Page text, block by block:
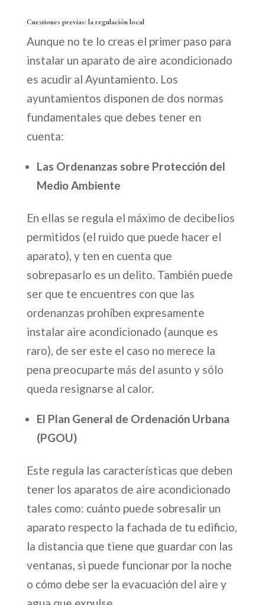
Cuestiones previas: la regulaciónlocal
Aunque no te lo creas el primer paso para
instalar un aparato de aire acondicionado
es acudir al Ayuntamiento. Los
ayuntamientos disponen de dos normas
fundamentales que debes tener en
cuenta:
Las Ordenanzas sobre Protección del
Medio Ambiente
En ellas se regula el máximo de decibelios
permitidos (el ruido que puede hacer el
aparato), y ten en cuenta que
sobrepasarlo es un delito. También puede
ser que te encuentres con que las
ordenanzas prohíben expresamente
instalar aire acondicionado (aunque es
raro), de ser este el caso no merece la
pena preocuparte más del asunto y sólo
queda resignarse al calor.
El Plan General de Ordenación Urbana
(PGOU)
Este regula las características que deben
tener los aparatos de aire acondicionado
tales como: cuánto puede sobresalir un
aparato respecto la fachada de tu edificio,
la distancia que tiene que guardar con las
ventanas, si puede funcionar por la noche
o cómo debe ser la evacuación del aire y